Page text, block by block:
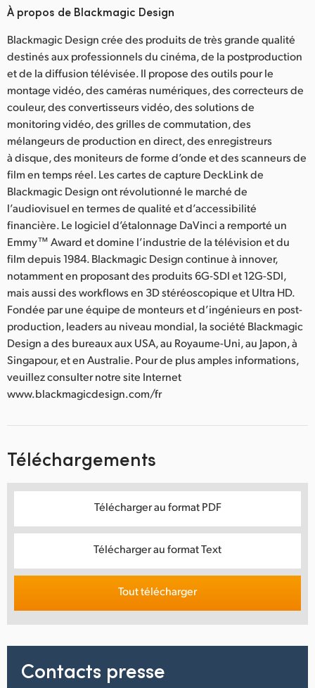
À propos de Blackmagic Design
Blackmagic Design crée des produits de très grande qualité
destinés aux professionnels du cinéma, de la postproduction
et de la diffusion télévisée. Il propose des outils pour le
montage vidéo, des caméras numériques, des correcteurs de
couleur, des convertisseurs vidéo, des solutions de
monitoring vidéo, des grilles de commutation, des
mélangeurs de production en direct, des enregistreurs
à disque, des moniteurs de forme d’onde et des scanneurs de
film en temps réel. Les cartes de capture DeckLink de
Blackmagic Design ont révolutionné le marché de
l’audiovisuel en termes de qualité et d’accessibilité
financière. Le logiciel d’étalonnage DaVinci a remporté un
Emmy™ Award et domine l’industrie de la télévision et du
film depuis 1984. Blackmagic Design continue à innover,
notamment en proposant des produits 6G-SDI et 12G-SDI,
mais aussi des workflows en 3D stéréoscopique et Ultra HD.
Fondée par une équipe de monteurs et d’ingénieurs en post-
production, leaders au niveau mondial, la société Blackmagic
Design a des bureaux aux USA, au Royaume-Uni, au Japon, à
Singapour, et en Australie. Pour de plus amples informations,
veuillez consulter notre site Internet
www.blackmagicdesign.com/fr
Téléchargements
Télécharger au format PDF
Télécharger au format Text
Tout télécharger
Contacts presse